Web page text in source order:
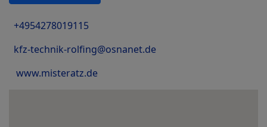
+4954278019115
kfz-technik-rolfing@osnanet.de
www.misteratz.de